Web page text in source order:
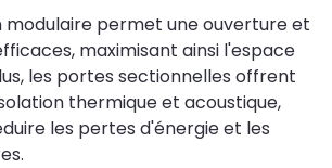
modulaire permet une ouverture et
maximisant ainsi l'espace
les portes sectionnelles offrent
thermique et acoustique,
les pertes d'énergie et les